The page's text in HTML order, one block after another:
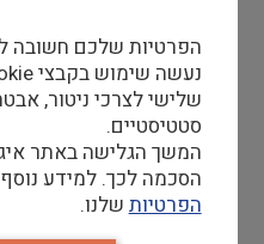
מוזיאון מאנה
כץ
חיפה
מוזיאון עקבות
בעמק
גן
הפרטיות שלכם חשובה
שלישי לצרכי ניטור,
סטטיסטיים.
המשך הגלישה באתר
הסכמה לכך. למידע נוסף
הפרטיות שלנו.